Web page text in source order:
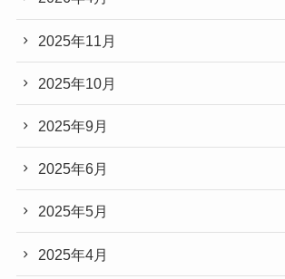
2025年11月
2025年10月
2025年9月
2025年6月
2025年5月
2025年4月